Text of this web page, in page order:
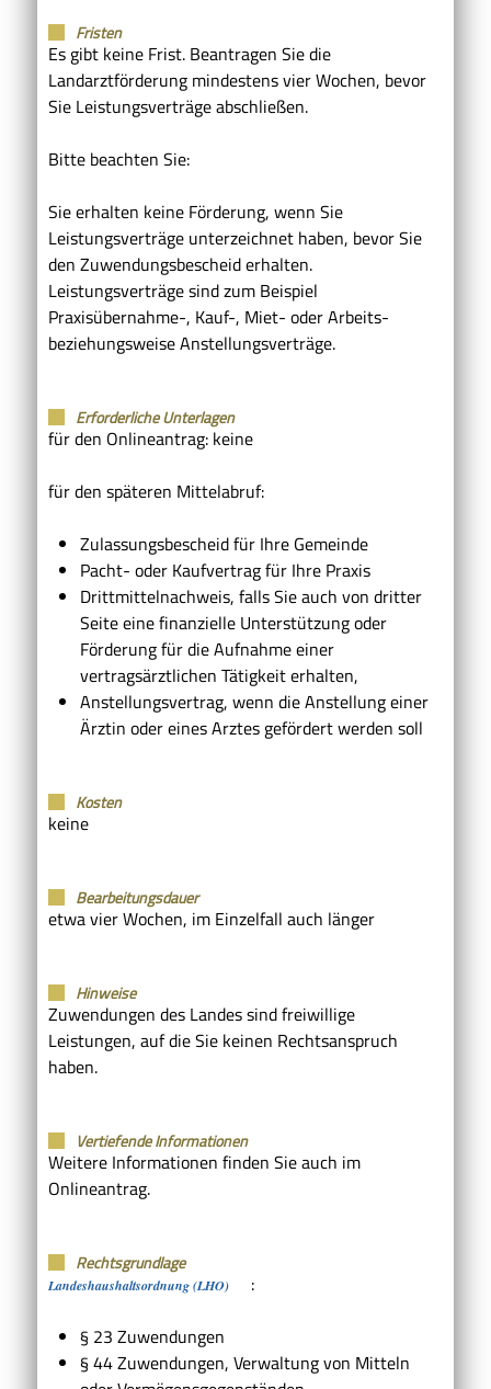
Fristen
Es gibt keine Frist. Beantragen Sie die
Landarztförderung mindestens vier Wochen, bevor
Sie Leistungsverträge abschließen.
Bitte beachten Sie:
Sie erhalten keine Förderung, wenn Sie
Leistungsverträge unterzeichnet haben, bevor Sie
den Zuwendungsbescheid erhalten.
Leistungsverträge sind zum Beispiel
Praxisübernahme-, Kauf-, Miet- oder Arbeits-
beziehungsweise Anstellungsverträge.
Erforderliche Unterlagen
für den Onlineantrag: keine
für den späteren Mittelabruf:
Zulassungsbescheid für Ihre Gemeinde
Pacht- oder Kaufvertrag für Ihre Praxis
Drittmittelnachweis, falls Sie auch von dritter
Seite eine finanzielle Unterstützung oder
Förderung für die Aufnahme einer
vertragsärztlichen Tätigkeit erhalten,
Anstellungsvertrag, wenn die Anstellung einer
Ärztin oder eines Arztes gefördert werden soll
Kosten
keine
Bearbeitungsdauer
etwa vier Wochen, im Einzelfall auch länger
Hinweise
Zuwendungen des Landes sind freiwillige
Leistungen, auf die Sie keinen Rechtsanspruch
haben.
Vertiefende Informationen
Weitere Informationen finden Sie auch im
Onlineantrag.
Rechtsgrundlage
Landeshaushaltsordnung (LHO)
:
§ 23 Zuwendungen
§ 44 Zuwendungen, Verwaltung von Mitteln